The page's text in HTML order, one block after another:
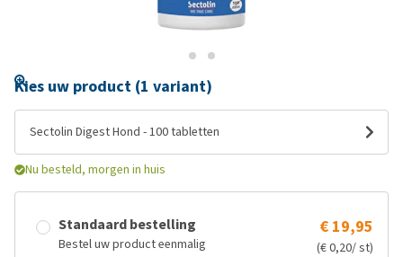
Kies uw product (1 variant)
Sectolin Digest Hond - 100 tabletten
Nu besteld, morgen in huis
Standaard bestelling
Bestel uw product eenmalig
€ 19,95
(€ 0,20/ st)